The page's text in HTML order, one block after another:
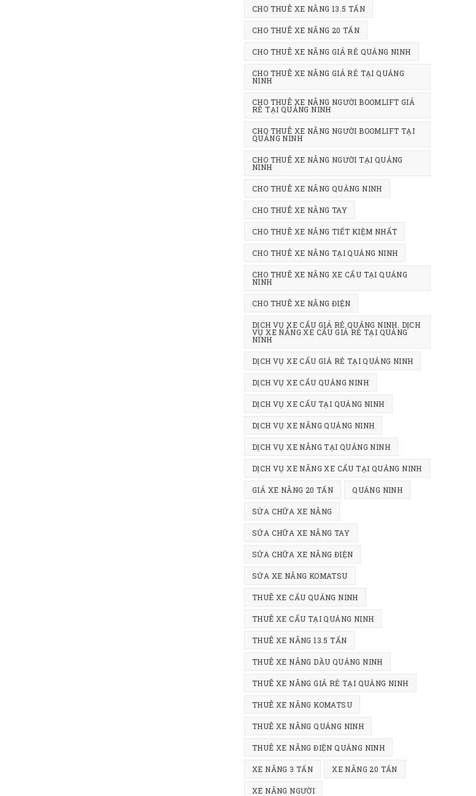
CHO THUÊ XE NÂNG 13.5 TẤN
CHO THUÊ XE NÂNG 20 TẤN
CHO THUÊ XE NÂNG GIÁ RẺ QUẢNG NINH
CHO THUÊ XE NÂNG GIÁ RẺ TẠI QUẢNG
NINH
CHO THUÊ XE NÂNG NGƯỜI BOOMLIFT GIÁ
RẺ TẠI QUẢNG NINH
CHO THUÊ XE NÂNG NGƯỜI BOOMLIFT TẠI
QUẢNG NINH
CHO THUÊ XE NÂNG NGƯỜI TẠI QUẢNG
NINH
CHO THUÊ XE NÂNG QUẢNG NINH
CHO THUÊ XE NÂNG TAY
CHO THUÊ XE NÂNG TIẾT KIỆM NHẤT
CHO THUÊ XE NÂNG TẠI QUẢNG NINH
CHO THUÊ XE NÂNG XE CẨU TẠI QUẢNG
NINH
CHO THUÊ XE NÂNG ĐIỆN
DỊCH VỤ XE CẨU GIÁ RẺ QUẢNG NINH. DỊCH
VỤ XE NÂNG XE CẨU GIÁ RẺ TẠI QUẢNG
NINH
DỊCH VỤ XE CẨU GIẢ RẺ TẠI QUẢNG NINH
DỊCH VỤ XE CẨU QUẢNG NINH
DỊCH VỤ XE CẨU TẠI QUẢNG NINH
DỊCH VỤ XE NÂNG QUẢNG NINH
DỊCH VỤ XE NÂNG TẠI QUẢNG NINH
DỊCH VỤ XE NÂNG XE CẨU TẠI QUẢNG NINH
GIÁ XE NÂNG 20 TẤN QUẢNG NINH
SỬA CHỮA XE NÂNG
SỬA CHỮA XE NÂNG TAY
SỬA CHỮA XE NÂNG ĐIỆN
SỬA XE NÂNG KOMATSU
THUÊ XE CẨU QUẢNG NINH
THUÊ XE CẨU TẠI QUẢNG NINH
THUÊ XE NÂNG 13.5 TẤN
THUÊ XE NÂNG DẦU QUẢNG NINH
THUÊ XE NÂNG GIÁ RẺ TẠI QUẢNG NINH
THUÊ XE NÂNG KOMATSU
THUÊ XE NÂNG QUẢNG NINH
THUÊ XE NÂNG ĐIỆN QUẢNG NINH
XE NÂNG 3 TẤN XE NÂNG 20 TẤN
XE NÂNG NGƯỜI